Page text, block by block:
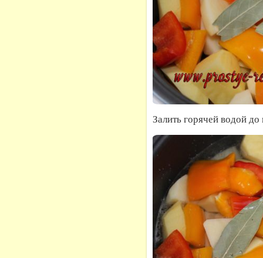
Залить горячей водой